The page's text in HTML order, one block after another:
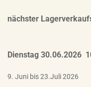
nächster
Dienstag 30.06.2026
9. Juni bis 23.Juli 2026